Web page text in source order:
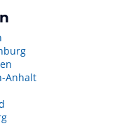
Anhalt